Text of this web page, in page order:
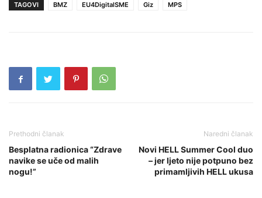
TAGOVI BMZ EU4DigitalSME Giz MPS
Prethodni članak
Besplatna radionica “Zdrave
navike se uče od malih
nogu!”
Naredni članak
Novi HELL Summer Cool duo
– jer ljeto nije potpuno bez
primamljivih HELL ukusa